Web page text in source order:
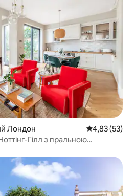
Лондон Середня
4,83 (53)
Гілл з пральною